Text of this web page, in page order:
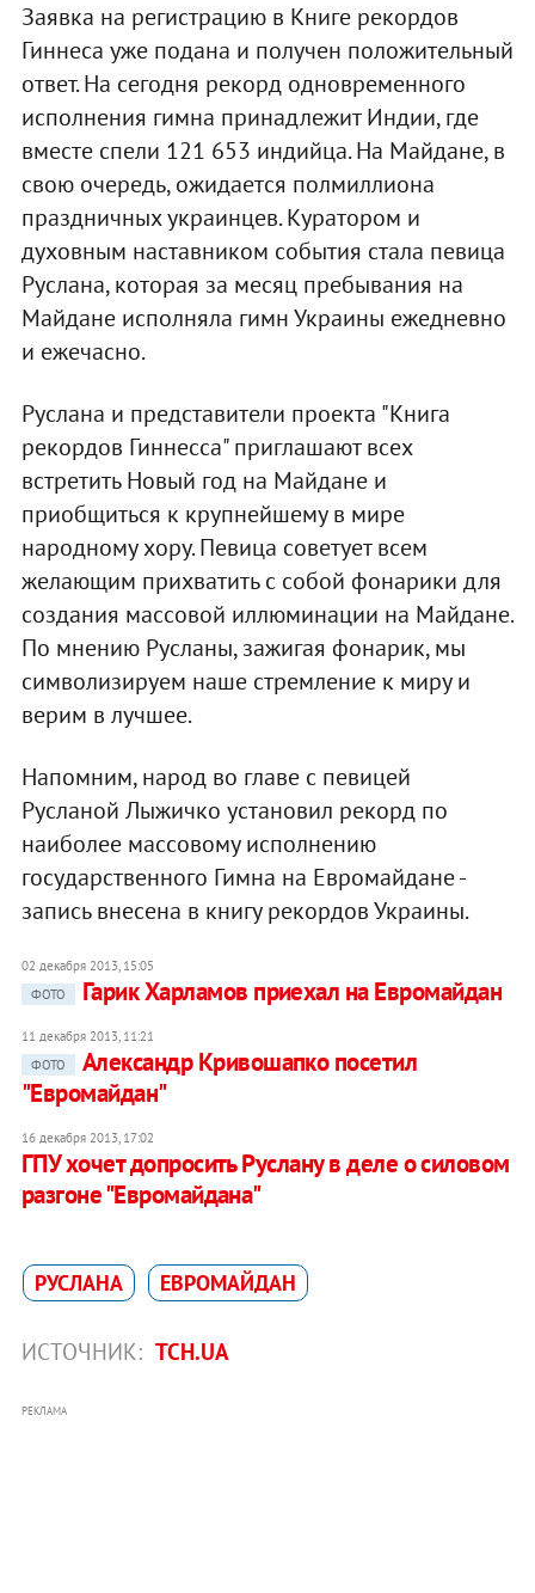
Заявка на регистрацию в Книге рекордов
Гиннеса уже подана и получен положительный
ответ. На сегодня рекорд одновременного
исполнения гимна принадлежит Индии, где
вместе спели 121 653 индийца. На Майдане, в
свою очередь, ожидается полмиллиона
праздничных украинцев. Куратором и
духовным наставником события стала певица
Руслана, которая за месяц пребывания на
Майдане исполняла гимн Украины ежедневно
и ежечасно.
Руслана и представители проекта "Книга
рекордов Гиннесса" приглашают всех
встретить Новый год на Майдане и
приобщиться к крупнейшему в мире
народному хору. Певица советует всем
желающим прихватить с собой фонарики для
создания массовой иллюминации на Майдане.
По мнению Русланы, зажигая фонарик, мы
символизируем наше стремление к миру и
верим в лучшее.
Напомним, народ во главе с певицей
Русланой Лыжичко установил рекорд по
наиболее массовому исполнению
государственного Гимна на Евромайдане -
запись внесена в книгу рекордов Украины.
02 декабря 2013, 15:05
ФОТО
Гарик Харламов приехал на Евромайдан
11 декабря 2013, 11:21
ФОТО
Александр Кривошапко посетил
"Евромайдан"
16 декабря 2013, 17:02
ГПУ хочет допросить Руслану в деле о силовом
разгоне "Евромайдана"
РУСЛАНА ЕВРОМАЙДАН
ИСТОЧНИК: ТСН.UA
РЕКЛАМА